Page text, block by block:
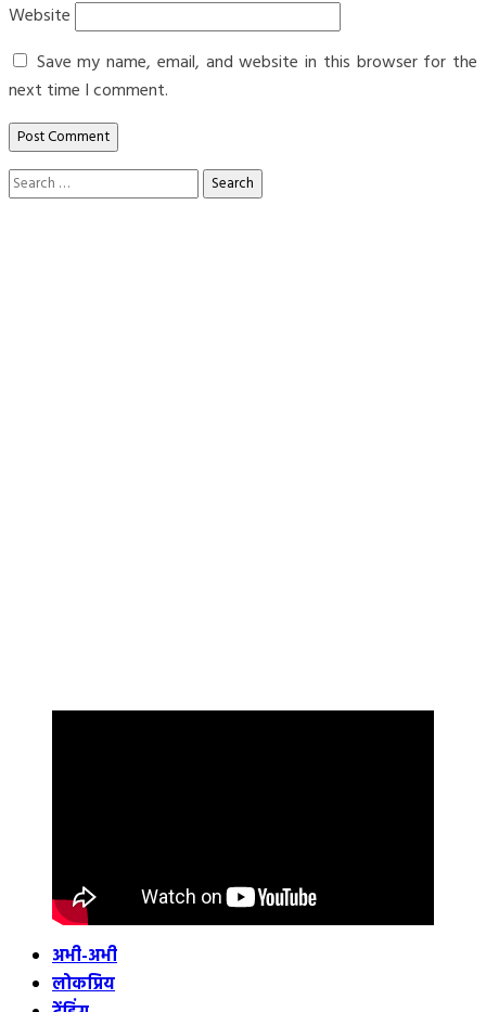
Website
Save my name, email, and website in this browser for the
next time I comment.
Search
अभी-अभी
लोकप्रिय